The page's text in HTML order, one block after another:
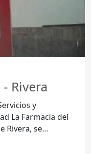
Rivera
y
Rivera, se